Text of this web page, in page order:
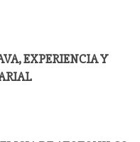
EXPERIENCIA Y